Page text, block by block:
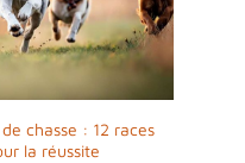
chasse : 12 races
la réussite